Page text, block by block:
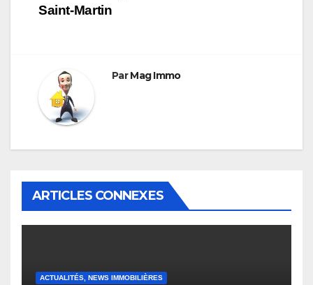
Saint-Martin
ParMag Immo
ARTICLES CONNEXES
ACTUALITÉS, NEWS IMMOBILIÈRES